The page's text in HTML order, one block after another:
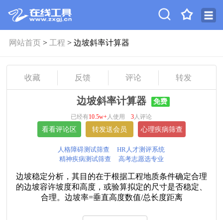
网站首页> 工程 > 边坡斜率计算器
收藏 反馈 评论 转发
边坡斜率计算器 免费
已经有10.5w+人使用 3人评论
人格障碍测试筛查
HR人才测评系统
精神疾病测试筛查
高考志愿选专业
边坡稳定分析，其目的在于根据工程地质条件确定合理
的边坡容许坡度和高度，或验算拟定的尺寸是否稳定、
合理。边坡率=垂直高度数值/总长度距离